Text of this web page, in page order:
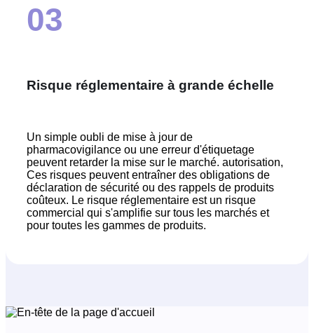
03
Risque réglementaire à grande échelle
Un simple oubli de mise à jour de
pharmacovigilance ou une erreur d'étiquetage
peuvent retarder la mise sur le marché. autorisation,
Ces risques peuvent entraîner des obligations de
déclaration de sécurité ou des rappels de produits
coûteux. Le risque réglementaire est un risque
commercial qui s'amplifie sur tous les marchés et
pour toutes les gammes de produits.